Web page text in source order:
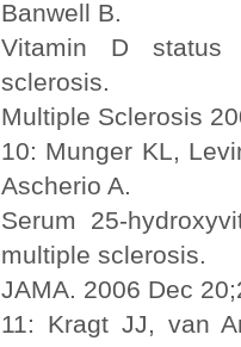
Banwell B.
Vitamin D status
sclerosis.
Multiple Sclerosis
10: Munger KL,
Ascherio A.
Serum 25-
multiple sclerosis.
JAMA. 2006 Dec
11: Kragt JJ, van